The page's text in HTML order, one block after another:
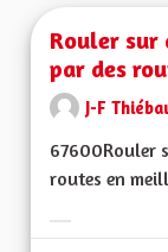
Rouler sur
par des
J-F
67600Rouler
routes en